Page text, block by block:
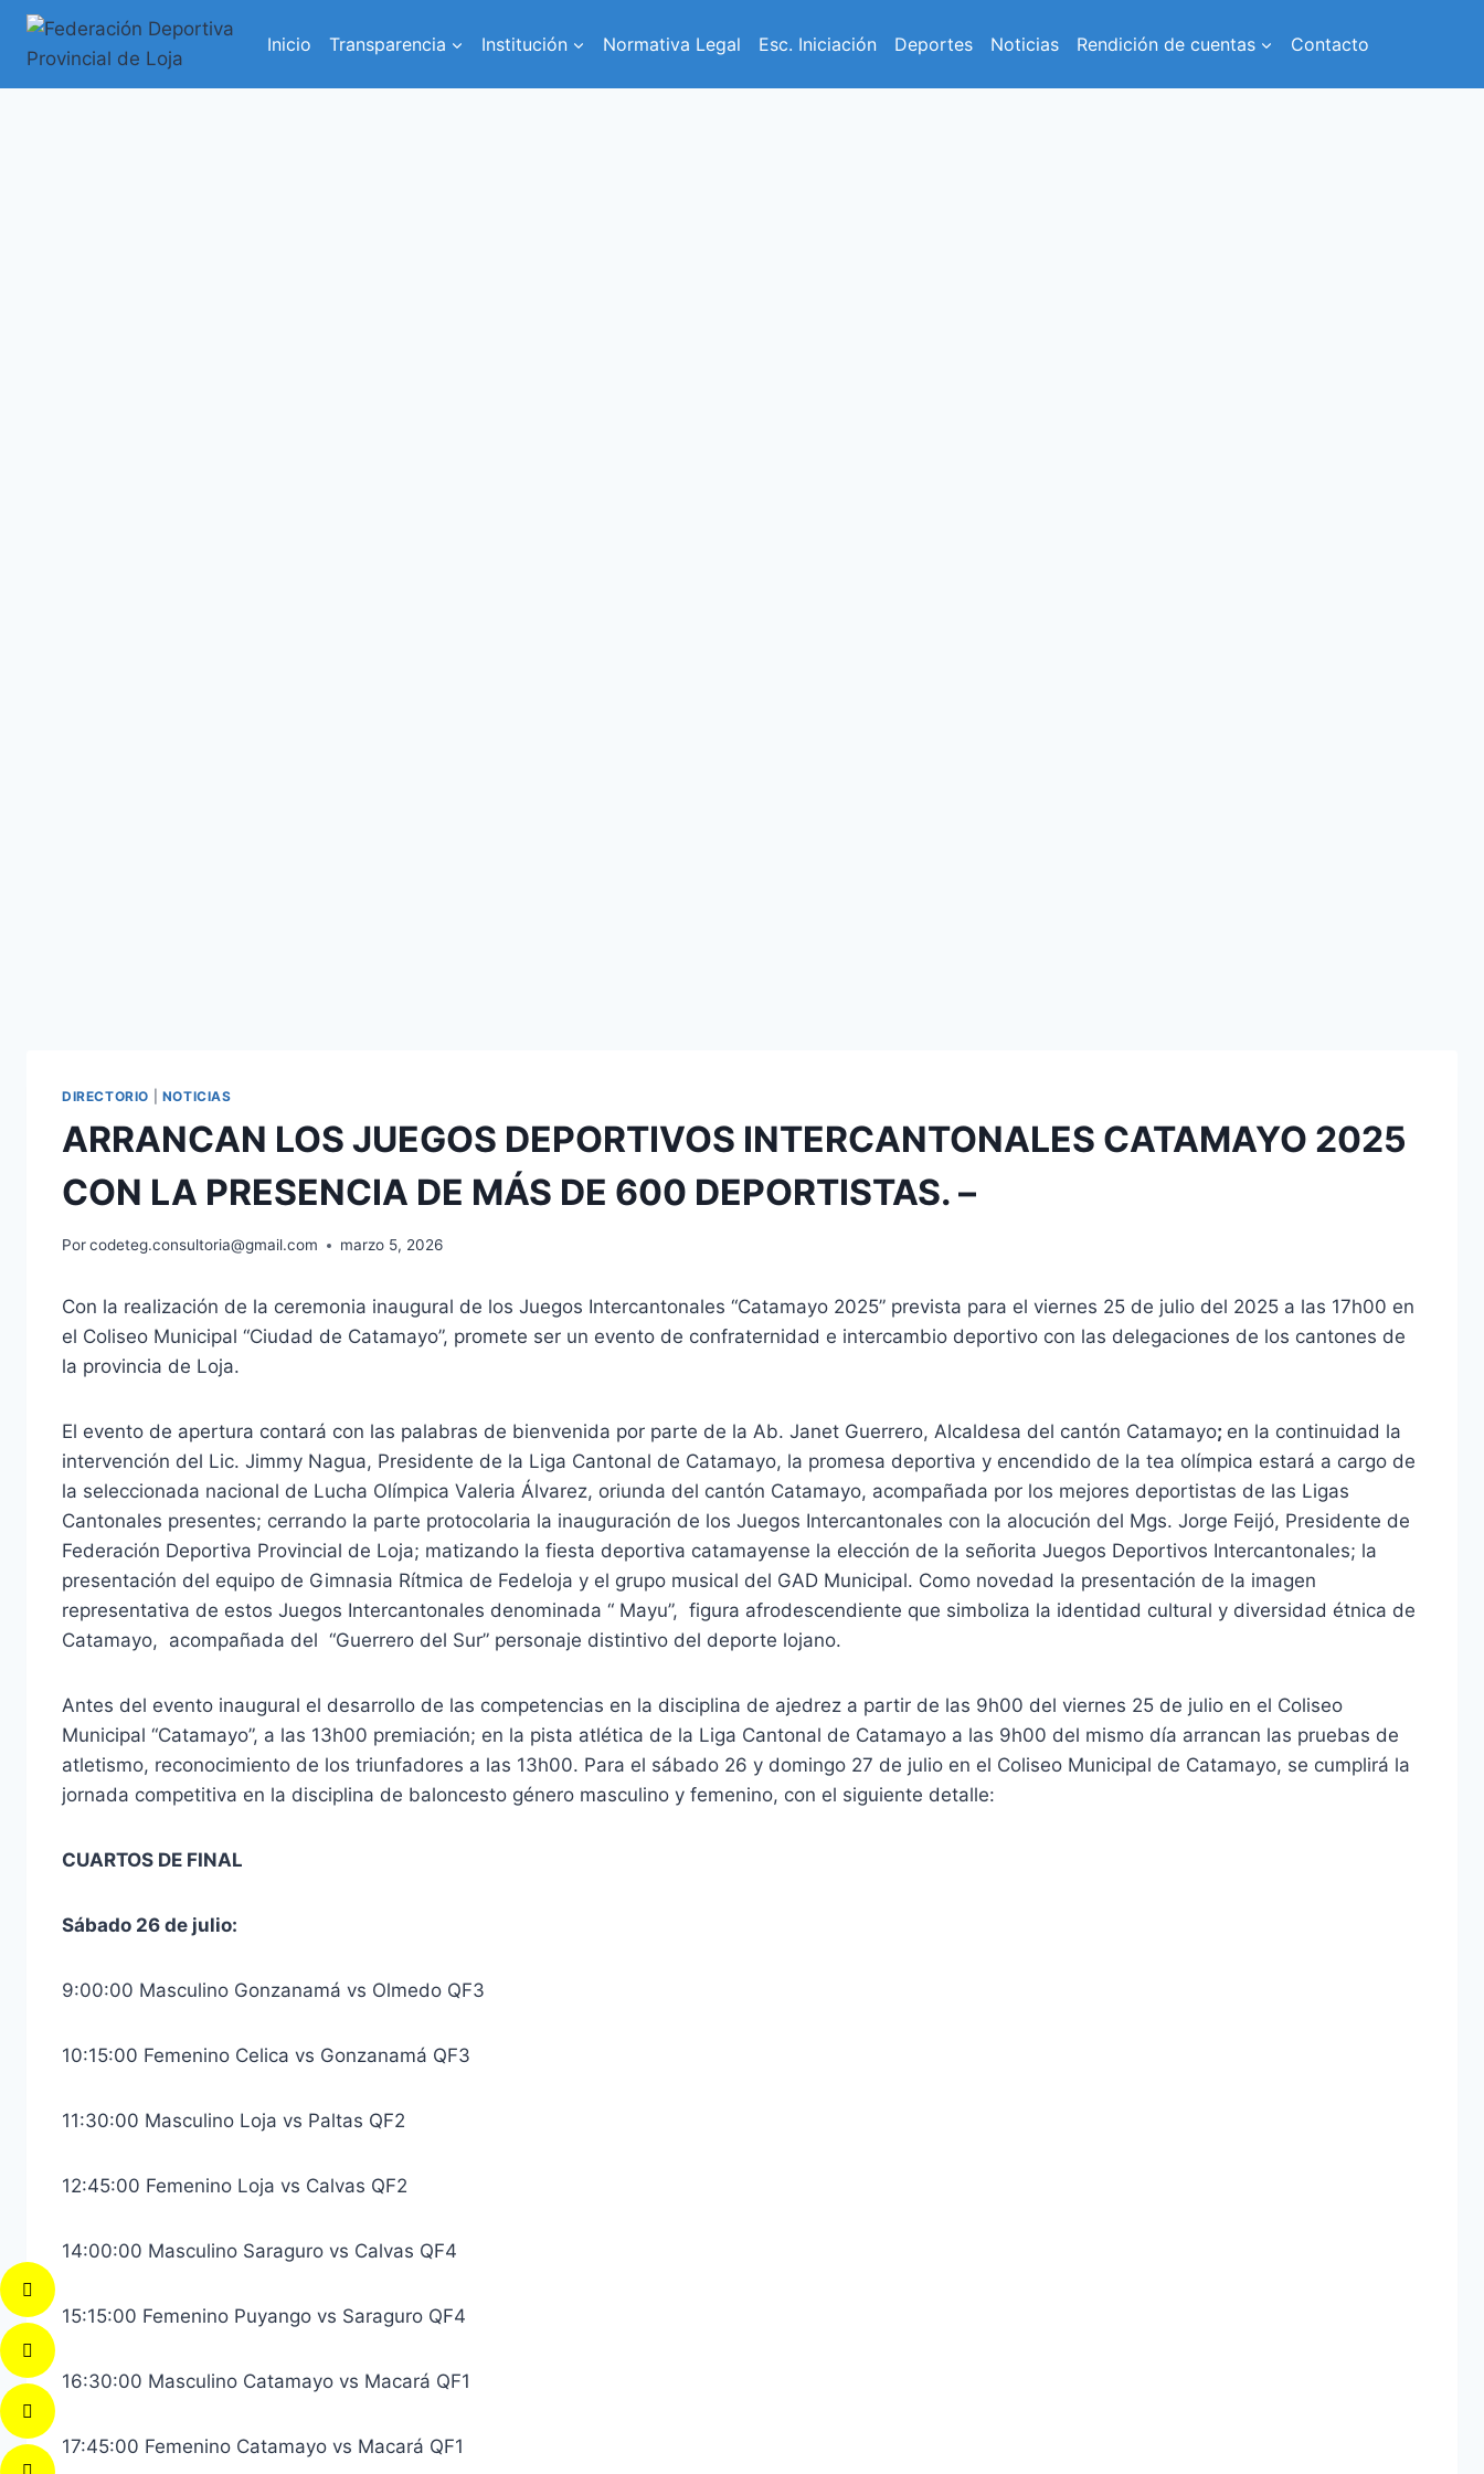
Saltar
Inicio Transparencia Institución Normativa Legal Esc. Iniciación Deportes Noticias Rendición de cuentas Contacto
DIRECTORIO NOTICIAS
ARRANCAN LOS JUEGOS DEPORTIVOS INTERCANTONALES CATAMAYO 2025
CON LA PRESENCIA DE MÁS DE 600 DEPORTISTAS. –
Porcodeteg.consultoria@gmail.com marzo 5, 2026
Con la realización de la ceremonia inaugural de los Juegos Intercantonales “Catamayo 2025” prevista para el viernes 25 de julio del 2025 a las 17h00 en
el Coliseo Municipal “Ciudad de Catamayo”, promete ser un evento de confraternidad e intercambio deportivo con las delegaciones de los cantones de
la provincia de Loja.
El evento de apertura contará con las palabras de bienvenida por parte de la Ab. Janet Guerrero, Alcaldesa del cantón Catamayo; en la continuidad la
intervención del Lic. Jimmy Nagua, Presidente de la Liga Cantonal de Catamayo, la promesa deportiva y encendido de la tea olímpica estará a cargo de
la seleccionada nacional de Lucha Olímpica Valeria Álvarez, oriunda del cantón Catamayo, acompañada por los mejores deportistas de las Ligas
Cantonales presentes; cerrando la parte protocolaria la inauguración de los Juegos Intercantonales con la alocución del Mgs. Jorge Feijó, Presidente de
Federación Deportiva Provincial de Loja; matizando la fiesta deportiva catamayense la elección de la señorita Juegos Deportivos Intercantonales; la
presentación del equipo de Gimnasia Rítmica de Fedeloja y el grupo musical del GAD Municipal. Como novedad la presentación de la imagen
representativa de estos Juegos Intercantonales denominada “ Mayu”, figura afrodescendiente que simboliza la identidad cultural y diversidad étnica de
Catamayo, acompañada del “Guerrero del Sur” personaje distintivo del deporte lojano.
Antes del evento inaugural el desarrollo de las competencias en la disciplina de ajedrez a partir de las 9h00 del viernes 25 de julio en el Coliseo
Municipal “Catamayo”, a las 13h00 premiación; en la pista atlética de la Liga Cantonal de Catamayo a las 9h00 del mismo día arrancan las pruebas de
atletismo, reconocimiento de los triunfadores a las 13h00. Para el sábado 26 y domingo 27 de julio en el Coliseo Municipal de Catamayo, se cumplirá la
jornada competitiva en la disciplina de baloncesto género masculino y femenino, con el siguiente detalle:
CUARTOS DE FINAL
Sábado 26 de julio:
9:00:00 Masculino Gonzanamá vs Olmedo QF3
10:15:00 Femenino Celica vs Gonzanamá QF3
11:30:00 Masculino Loja vs Paltas QF2
12:45:00 Femenino Loja vs Calvas QF2
14:00:00 Masculino Saraguro vs Calvas QF4
15:15:00 Femenino Puyango vs Saraguro QF4
16:30:00 Masculino Catamayo vs Macará QF1
17:45:00 Femenino Catamayo vs Macará QF1